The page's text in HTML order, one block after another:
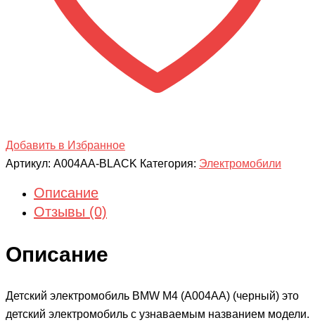
Добавить в Избранное
Артикул: A004AA-BLACK Категория: Электромобили
Описание
Отзывы (0)
Описание
Детский электромобиль BMW M4 (A004AA) (черный) это
детский электромобиль с узнаваемым названием модели.